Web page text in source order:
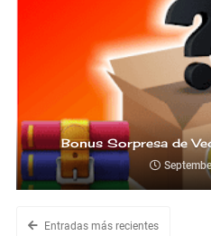
Bonus Sorpresa de
Entradas más recientes